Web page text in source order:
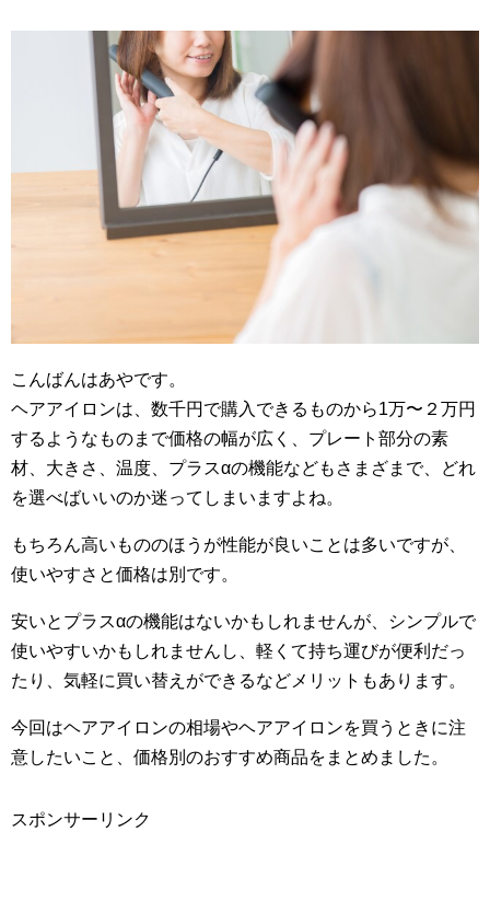
こんばんはあやです。
ヘアアイロンは、数千円で購入できるものから1万〜２万円
するようなものまで価格の幅が広く、プレート部分の素
材、大きさ、温度、プラスαの機能などもさまざまで、どれ
を選べばいいのか迷ってしまいますよね。
もちろん高いもののほうが性能が良いことは多いですが、
使いやすさと価格は別です。
安いとプラスαの機能はないかもしれませんが、シンプルで
使いやすいかもしれませんし、軽くて持ち運びが便利だっ
たり、気軽に買い替えができるなどメリットもあります。
今回はヘアアイロンの相場やヘアアイロンを買うときに注
意したいこと、価格別のおすすめ商品をまとめました。
スポンサーリンク